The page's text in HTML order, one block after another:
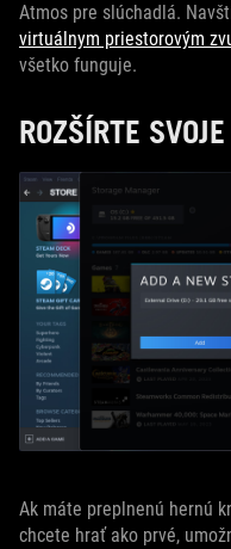
Atmos pre slúchadlá.
virtuálnym priestorovým
všetko funguje.
ROZŠÍRTE
Ak máte preplnenú hernú
chcete hrať ako prvé,